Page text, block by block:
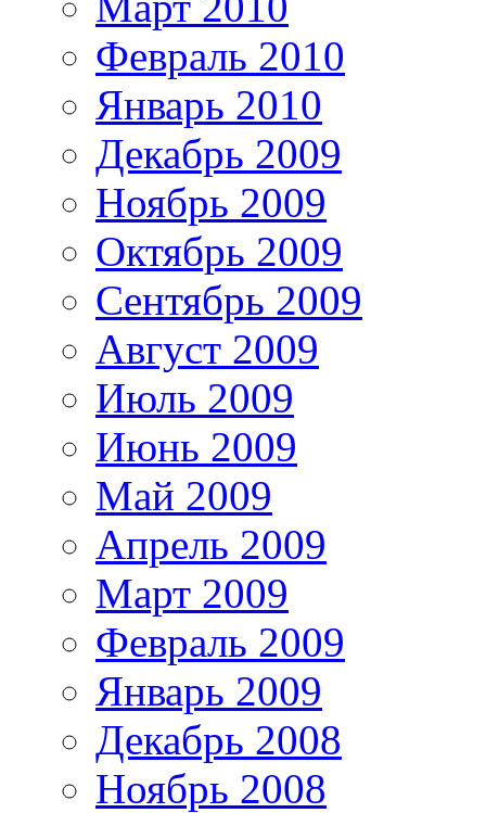
Февраль 2010
Январь 2010
Декабрь 2009
Ноябрь 2009
Октябрь 2009
Сентябрь 2009
Август 2009
Июль 2009
Июнь 2009
Май 2009
Апрель 2009
Март 2009
Февраль 2009
Январь 2009
Декабрь 2008
Ноябрь 2008